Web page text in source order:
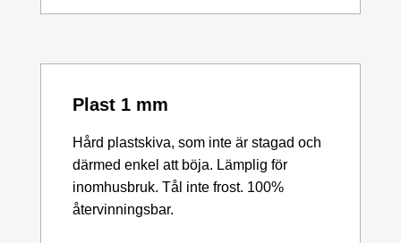
Plast 1 mm
Hård plastskiva, som inte är stagad och
därmed enkel att böja. Lämplig för
inomhusbruk. Tål inte frost. 100%
återvinningsbar.